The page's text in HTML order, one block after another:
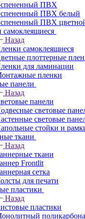
ПВХ
ПВХ белый
ПВХ
Назад
самоклеящиеся
плоттерные
для ламинации
пленки
панели
Назад
панели
световые
световые
стойки и
ткани
Назад
ткани
Frontlit
сетка
для печати
пластики
Назад
пластики